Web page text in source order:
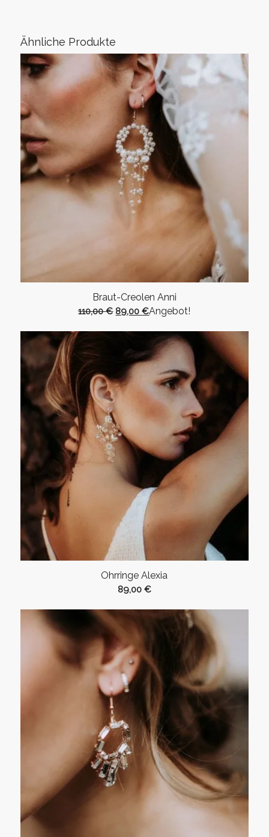
Ähnliche Produkte
Braut-Creolen Anni
110,00€ Ursprünglicher
110,00 €
89,00€Aktueller
ist:
89,00 €.
Angebot!
Ohrringe Alexia
89,00 €